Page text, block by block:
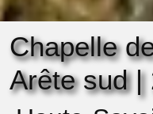
Chapelle
Arête sud |